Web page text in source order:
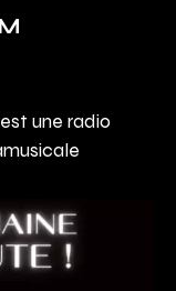
une radio